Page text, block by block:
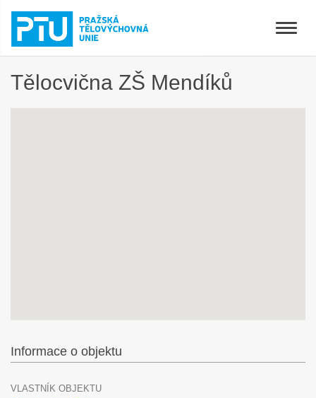
Toggle
Tělocvična ZŠ Mendíků
Informace o objektu
VLASTNÍK OBJEKTU